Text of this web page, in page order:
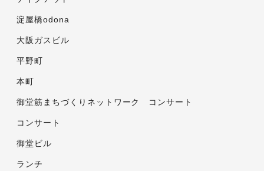
淀屋橋odona
大阪ガスビル
平野町
本町
御堂筋まちづくりネットワーク コンサート
コンサート
御堂ビル
ランチ